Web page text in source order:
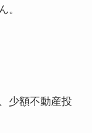
。
少額不動産投